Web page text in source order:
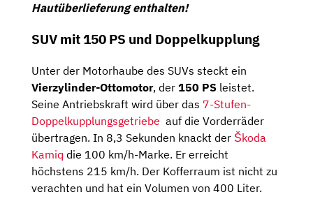
Hautüberlieferung enthalten!
SUV mit 150 PS und Doppelkupplung
Unter der Motorhaube des SUVs steckt ein
Vierzylinder-Ottomotor, der 150 PS leistet.
Seine Antriebskraft wird über das 7-Stufen-
Doppelkupplungsgetriebe auf die Vorderräder
übertragen. In 8,3 Sekunden knackt der Škoda
Kamiq die 100 km/h-Marke. Er erreicht
höchstens 215 km/h. Der Kofferraum ist nicht zu
verachten und hat ein Volumen von 400 Liter.